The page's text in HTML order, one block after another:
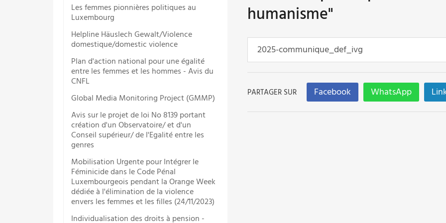
Les femmes pionnières politiques au
Luxembourg
Helpline Häuslech Gewalt/Violence
domestique/domestic violence
Plan d'action national pour une égalité
entre les femmes et les hommes - Avis du
CNFL
Global Media Monitoring Project (GMMP)
Avis sur le projet de loi No 8139 portant
création d'un Observatoire/ et d'un
Conseil supérieur/ de l'Egalité entre les
genres
Mobilisation Urgente pour Intégrer le
Féminicide dans le Code Pénal
Luxembourgeois pendant la Orange Week
dédiée à l'élimination de la violence
envers les femmes et les filles (24/11/2023)
Individualisation des droits à pension -
humanisme"
2025-communique_def_ivg
PARTAGER SUR Facebook WhatsApp